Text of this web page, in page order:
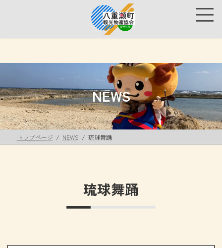
ス
プ
ン
動
NEWS
トップページ NEWS 琉球舞踊
琉球舞踊